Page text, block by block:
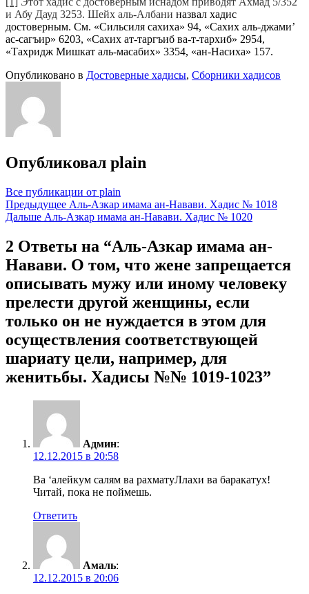
и Абу Дауд 3253. Шейх аль-Албани назвал хадис
достоверным. См. «Сильсиля сахиха» 94, «Сахих аль-джами’
ас-сагъир» 6203, «Сахих ат-таргъиб ва-т-тархиб» 2954,
«Тахридж Мишкат аль-масабих» 3354, «ан-Насиха» 157.
Опубликовано в Достоверные хадисы, Сборники хадисов
Опубликовал plain
Все публикации от plain
Навигация
по
записям
Предыдущее Аль-Азкар имама ан-Навави. Хадис № 1018
Дальше Аль-Азкар имама ан-Навави. Хадис № 1020
2 Ответы на “Аль-Азкар имама ан-
Навави. О том, что жене запрещается
описывать мужу или иному человеку
прелести другой женщины, если
только он не нуждается в этом для
осуществления соответствующей
шариату цели, например, для
женитьбы. Хадисы №№ 1019-1023”
Админ:
12.12.2015 в 20:58
Ва ‘алейкум салям ва рахматуЛлахи ва баракатух!
Читай, пока не поймешь.
Ответить
Амаль:
12.12.2015 в 20:06